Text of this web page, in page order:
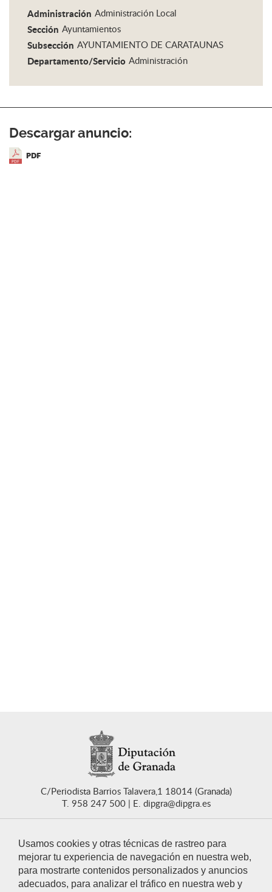
Usamos cookies y otras técnicas de rastreo para
mejorar tu experiencia de navegación en nuestra web,
para mostrarte contenidos personalizados y anuncios
adecuados, para analizar el tráfico en nuestra web y
Administración Administración Local
Sección Ayuntamientos
Subsección AYUNTAMIENTO DE CARATAUNAS
Departamento/Servicio Administración
Descargar anuncio:
PDF
C/Periodista Barrios Talavera,1 18014 (Granada)
T. 958 247 500
E. dipgra@dipgra.es
CONTACTO